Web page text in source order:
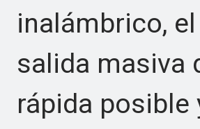
inalámbrico,
salida masiva
rápida posible